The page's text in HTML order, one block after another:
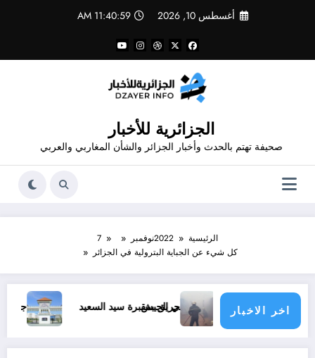
أغسطس 10, 2026 11:41:00 AM
الجزائرية للأخبار
صحيفة تهتم بالحدث وأخبار الجزائر والشأن المغاربي والعربي
الرئيسية 2022نوفمبر
7
كل شيء عن الجباية البترولية في الجزائر
اخر الاخبارالجيش حريق بمقبرة سيد السعيد جامعة فرحات عباس